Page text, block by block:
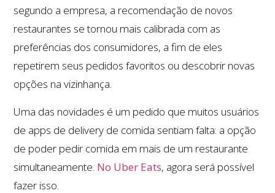
segundo a empresa, a recomendação de novos
restaurantes se tornou mais calibrada com as
preferências dos consumidores, a fim de eles
repetirem seus pedidos favoritos ou descobrir novas
opções na vizinhança.
Uma das novidades é um pedido que muitos usuários
de apps de delivery de comida sentiam falta: a opção
de poder pedir comida em mais de um restaurante
simultaneamente. No Uber Eats, agora será possível
fazer isso.